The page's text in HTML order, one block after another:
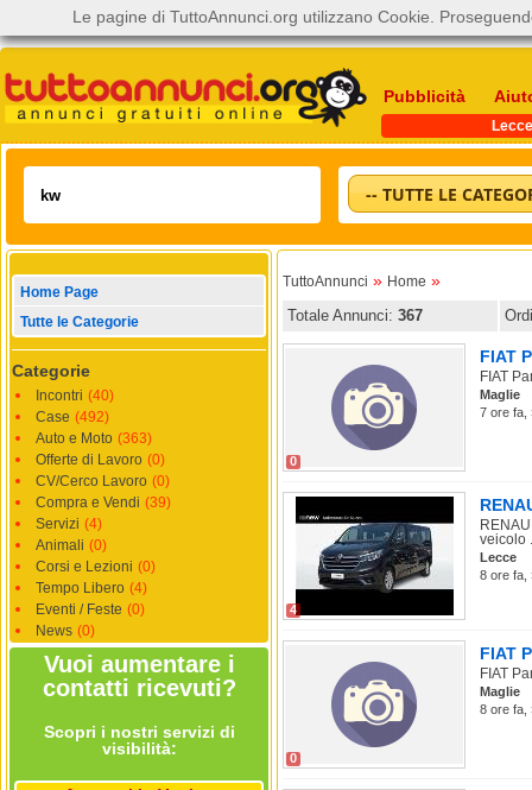
Pubblicità
Lecce
-- TUTTE LE
Home Page
Tutte le Categorie
Categorie
Incontri (40)
Case (492)
Auto e Moto (363)
Offerte di Lavoro (0)
CV/Cerco Lavoro (0)
Compra e Vendi (39)
Servizi (4)
Animali (0)
Corsi e Lezioni (0)
Tempo Libero (4)
Eventi / Feste (0)
News (0)
Vuoi aumentare i
contatti ricevuti?
Scopri i nostri servizi di
visibilità:
TuttoAnnunci » Home »
Totale Annunci: 367
0
FIAT
FIAT
Maglie
7 ore fa,
4
veicolo
Lecce
8 ore fa,
0
FIAT
FIAT
Maglie
8 ore fa,
Le pagine di TuttoAnnunci.org utilizzano Cookie.